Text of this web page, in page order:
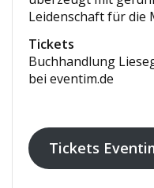
Leidenschaft für die
Tickets
Buchhandlung
bei eventim.de
Tickets